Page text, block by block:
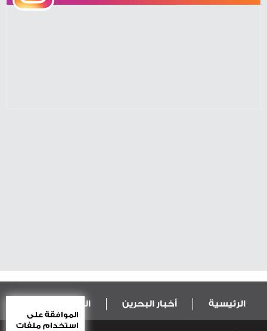
الرئيسية أخبار البحرين المال و الاقتصاد
الموافقة على
استخدام ملفات